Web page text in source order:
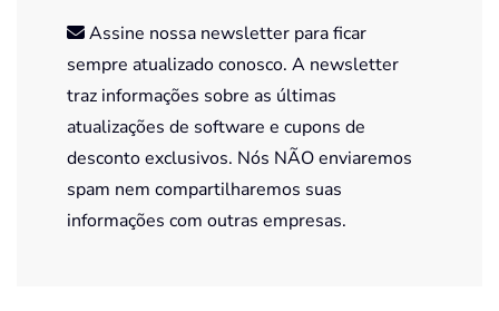
Assine nossa newsletter para ficar
sempre atualizado conosco. A newsletter
traz informações sobre as últimas
atualizações de software e cupons de
desconto exclusivos. Nós NÃO enviaremos
spam nem compartilharemos suas
informações com outras empresas.